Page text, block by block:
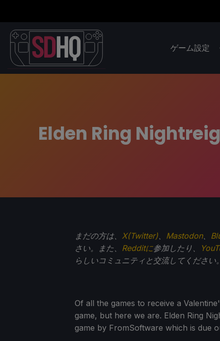
ゲーム設定
Elden Ring
まだの方は、 X(Twitter) Mastodon、
さい。また、 Redditに参加したり、
らしいコミュニティと交流してくださ
Of all the games to receive a
game, but here we are. Elden Ring
game by FromSoftware which is due